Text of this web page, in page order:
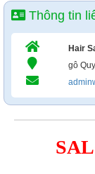
Thông tin
Hair
gô